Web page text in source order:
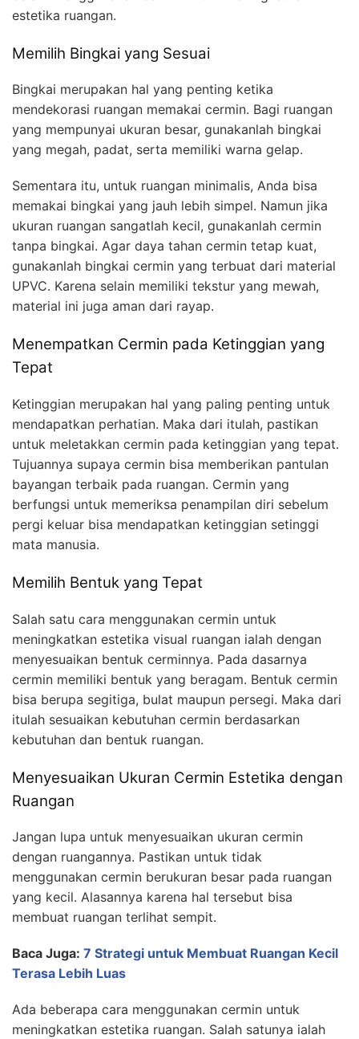
estetika ruangan.
Memilih Bingkai yang Sesuai
Bingkai merupakan hal yang penting ketika
mendekorasi ruangan memakai cermin. Bagi ruangan
yang mempunyai ukuran besar, gunakanlah bingkai
yang megah, padat, serta memiliki warna gelap.
Sementara itu, untuk ruangan minimalis, Anda bisa
memakai bingkai yang jauh lebih simpel. Namun jika
ukuran ruangan sangatlah kecil, gunakanlah cermin
tanpa bingkai. Agar daya tahan cermin tetap kuat,
gunakanlah bingkai cermin yang terbuat dari material
UPVC. Karena selain memiliki tekstur yang mewah,
material ini juga aman dari rayap.
Menempatkan Cermin pada Ketinggian yang
Tepat
Ketinggian merupakan hal yang paling penting untuk
mendapatkan perhatian. Maka dari itulah, pastikan
untuk meletakkan cermin pada ketinggian yang tepat.
Tujuannya supaya cermin bisa memberikan pantulan
bayangan terbaik pada ruangan. Cermin yang
berfungsi untuk memeriksa penampilan diri sebelum
pergi keluar bisa mendapatkan ketinggian setinggi
mata manusia.
Memilih Bentuk yang Tepat
Salah satu cara menggunakan cermin untuk
meningkatkan estetika visual ruangan ialah dengan
menyesuaikan bentuk cerminnya. Pada dasarnya
cermin memiliki bentuk yang beragam. Bentuk cermin
bisa berupa segitiga, bulat maupun persegi. Maka dari
itulah sesuaikan kebutuhan cermin berdasarkan
kebutuhan dan bentuk ruangan.
Menyesuaikan Ukuran Cermin Estetika dengan
Ruangan
Jangan lupa untuk menyesuaikan ukuran cermin
dengan ruangannya. Pastikan untuk tidak
menggunakan cermin berukuran besar pada ruangan
yang kecil. Alasannya karena hal tersebut bisa
membuat ruangan terlihat sempit.
Baca Juga: 7 Strategi untuk Membuat Ruangan Kecil
Terasa Lebih Luas
Ada beberapa cara menggunakan cermin untuk
meningkatkan estetika ruangan. Salah satunya ialah